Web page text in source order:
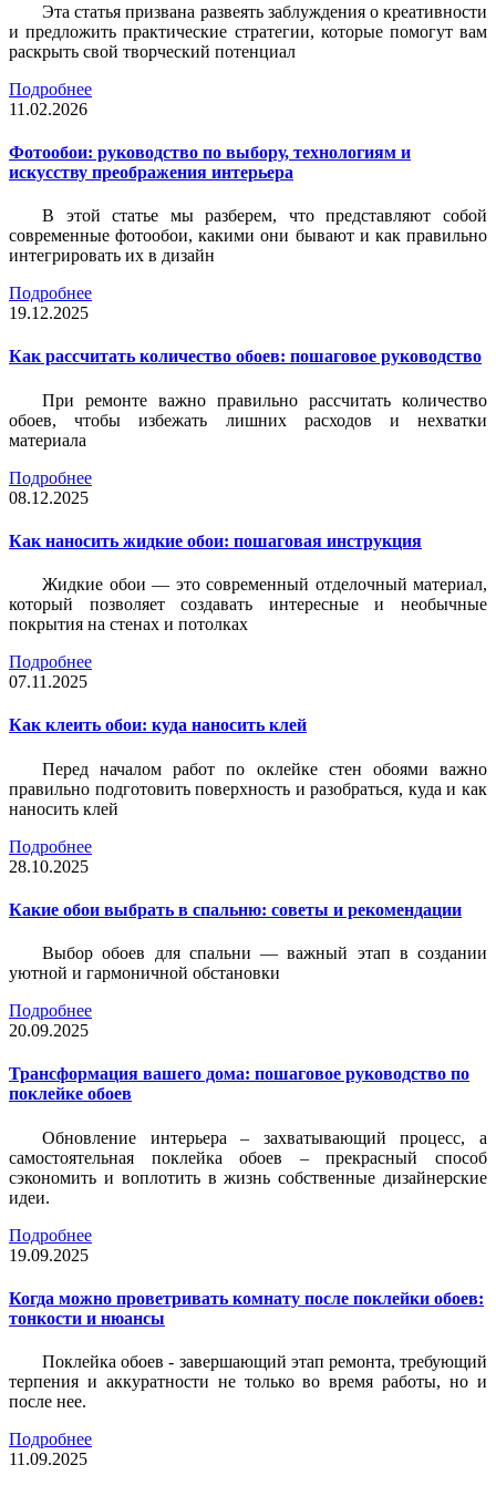
Эта статья призвана развеять заблуждения о креативности
и предложить практические стратегии, которые помогут вам
раскрыть свой творческий потенциал
Подробнее
11.02.2026
Фотообои: руководство по выбору, технологиям и
искусству преображения интерьера
В этой статье мы разберем, что представляют собой
современные фотообои, какими они бывают и как правильно
интегрировать их в дизайн
Подробнее
19.12.2025
Как рассчитать количество обоев: пошаговое руководство
При ремонте важно правильно рассчитать количество
обоев, чтобы избежать лишних расходов и нехватки
материала
Подробнее
08.12.2025
Как наносить жидкие обои: пошаговая инструкция
Жидкие обои — это современный отделочный материал,
который позволяет создавать интересные и необычные
покрытия на стенах и потолках
Подробнее
07.11.2025
Как клеить обои: куда наносить клей
Перед началом работ по оклейке стен обоями важно
правильно подготовить поверхность и разобраться, куда и как
наносить клей
Подробнее
28.10.2025
Какие обои выбрать в спальню: советы и рекомендации
Выбор обоев для спальни — важный этап в создании
уютной и гармоничной обстановки
Подробнее
20.09.2025
Трансформация вашего дома: пошаговое руководство по
поклейке обоев
Обновление интерьера – захватывающий процесс, а
самостоятельная поклейка обоев – прекрасный способ
сэкономить и воплотить в жизнь собственные дизайнерские
идеи.
Подробнее
19.09.2025
Когда можно проветривать комнату после поклейки обоев:
тонкости и нюансы
Поклейка обоев - завершающий этап ремонта, требующий
терпения и аккуратности не только во время работы, но и
после нее.
Подробнее
11.09.2025